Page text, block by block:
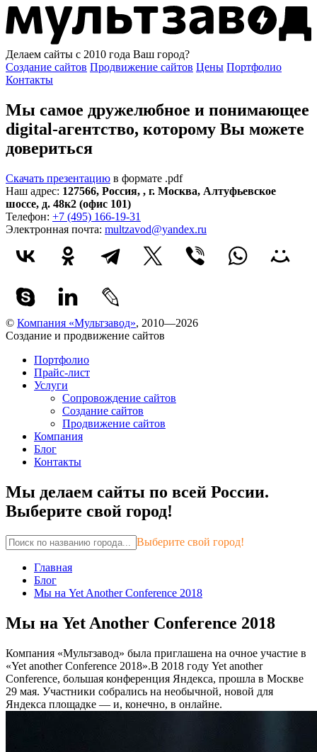
Делаем сайты с 2010 года Ваш город?
Создание сайтов Продвижение сайтов Цены Портфолио
Контакты
Мы самое дружелюбное и понимающее
digital-агентство, которому Вы можете
довериться
Скачать презентацию в формате .pdf
Наш адрес: 127566, Россия, , г. Москва, Алтуфьевское
шоссе, д. 48к2 (офис 101)
Телефон: +7 (495) 166-19-31
Электронная почта: multzavod@yandex.ru
© Компания «Мультзавод», 2010—2026
Создание и продвижение сайтов
Портфолио
Прайс-лист
Услуги
Сопровождение сайтов
Создание сайтов
Продвижение сайтов
Компания
Блог
Контакты
Мы делаем сайты по всей России.
Выберите свой город!
Выберите свой город!
Главная
Блог
Мы на Yet Another Conference 2018
Мы на Yet Another Conference 2018
Компания «Мультзавод» была приглашена на очное участие в
«Yet another Conference 2018».В 2018 году Yet another
Conference, большая конференция Яндекса, прошла в Москве
29 мая. Участники собрались на необычной, новой для
Яндекса площадке — и, конечно, в онлайне.